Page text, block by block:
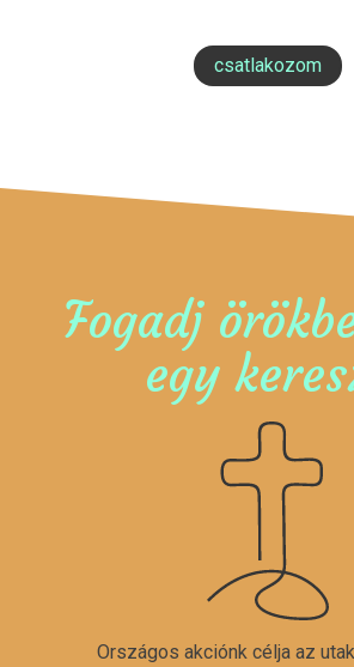
csatlakozom
Fogadj
egy
Országos akciónk célja az